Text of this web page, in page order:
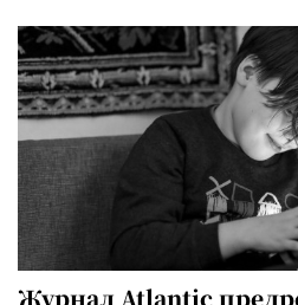
Журнал Atlantic